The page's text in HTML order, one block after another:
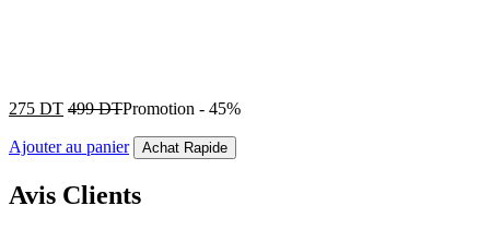
275 DT 499DTPromotion - 45%
Ajouter au panier Achat Rapide
Avis Clients